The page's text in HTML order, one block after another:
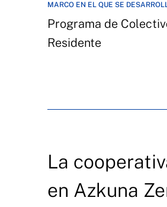
MARCO EN EL QUE SE
Programa de
Residente
La
en Azkuna